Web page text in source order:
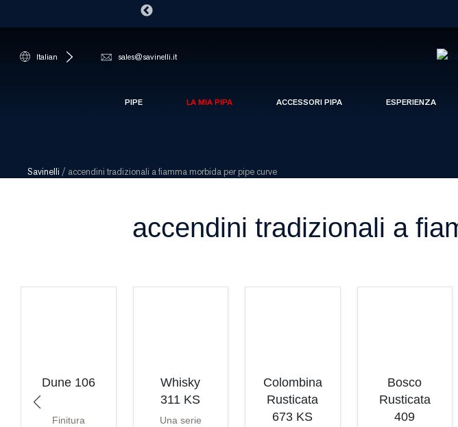
Italian sales@savinelli.it
PIPE LA MIA PIPA ACCESSORI PIPA ESPERIENZA
Savinelli / accendini tradizionali a fiamma morbida per pipe curve
accendini tradizionali a
Dune 106
Finitura
Whisky
311 KS
Una serie
Colombina
Rusticata
673 KS
Bosco
Rusticata
409